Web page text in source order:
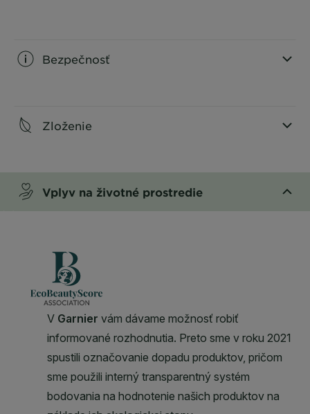
Bezpečnosť
Zloženie
Vplyv na životné prostredie